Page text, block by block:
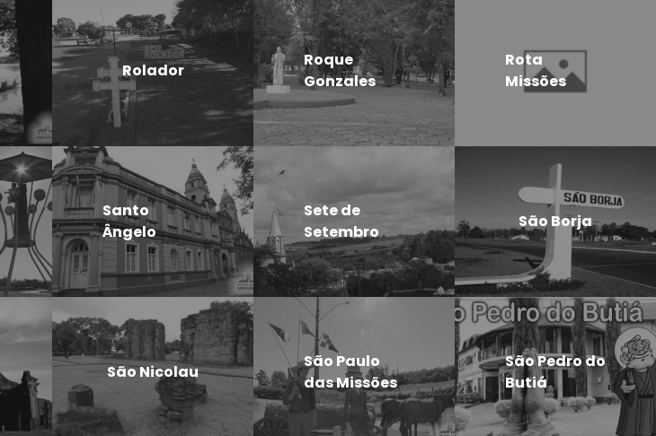
Rolador
Roque
Gonzales
Rota
Missões
Santo
Ângelo
Sete de
Setembro
São Borja
São Nicolau
São Paulo
das Missões
São Pedro do
Butiá